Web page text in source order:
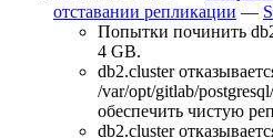
отставании репликации —
Попытки починить
4 GB.
db2.cluster
/var/opt/gitlab/
обеспечить чистую
db2.cluster